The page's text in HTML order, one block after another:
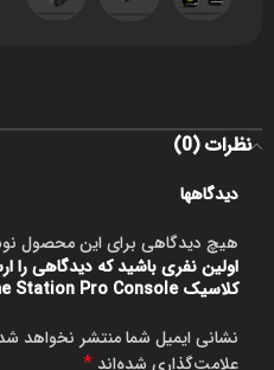
نظرات (0)
دیدگاهها
هیچ دیدگاهی برای این محصول
اولین نفری باشید که دیدگاهی را
کلاسیک My Arcade Atari Game Station Pro Console”
نشانی ایمیل شما منتشر نخواهد
علامت‌گذاری شده‌اند *